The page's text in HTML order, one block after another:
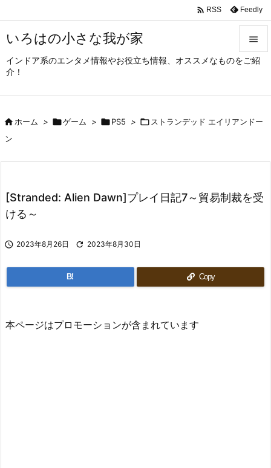
いろはの小さな我が家
インドア系のエンタメ情報やお役立ち情報、オススメなものをご紹
介！




検索
 RSS Feedly
ホーム > ゲーム > PS5 >  ストランデッド エイリアンドー
ン
[Stranded: Alien Dawn]プレイ日記7～貿易制裁を受
ける～
 2023年8月26日  2023年8月30日
B! Copy
本ページはプロモーションが含まれています